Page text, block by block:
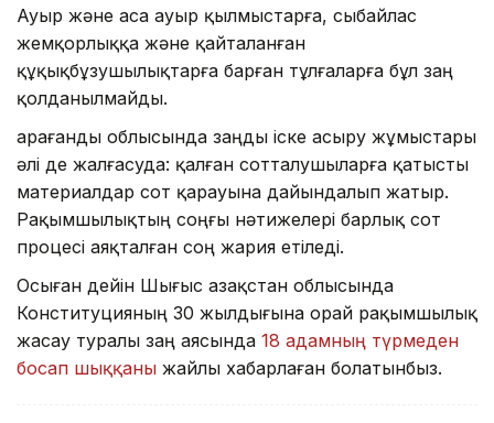
Ауыр және аса ауыр қылмыстарға, сыбайлас
жемқорлыққа және қайталанған
құқықбұзушылықтарға барған тұлғаларға бұл заң
қолданылмайды.
Қарағанды облысында заңды іске асыру жұмыстары
әлі де жалғасуда: қалған сотталушыларға қатысты
материалдар сот қарауына дайындалып жатыр.
Рақымшылықтың соңғы нәтижелері барлық сот
процесі аяқталған соң жария етіледі.
Осыған дейін Шығыс Қазақстан облысында
Конституцияның 30 жылдығына орай рақымшылық
жасау туралы заң аясында 18 адамның түрмеден
босап шыққаны жайлы хабарлаған болатынбыз.